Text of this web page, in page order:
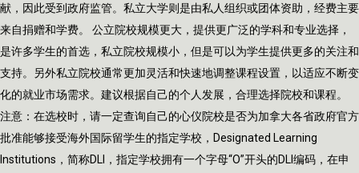
献，因此受到政府监管。私立大学则是由私人组织或团体资助，经费主要
来自捐赠和学费。 公立院校规模更大，提供更广泛的学科和专业选择，
是许多学生的首选，私立院校规模小，但是可以为学生提供更多的关注和
支持。另外私立院校通常更加灵活和快速地调整课程设置，以适应不断变
化的就业市场需求。建议根据自己的个人发展，合理选择院校和课程。
注意：在选校时，请一定查询自己的心仪院校是否为加拿大各省政府官方
批准能够接受海外国际留学生的指定学校，Designated Learning
Institutions，简称DLI，指定学校拥有一个字母“O”开头的DLI编码，在申